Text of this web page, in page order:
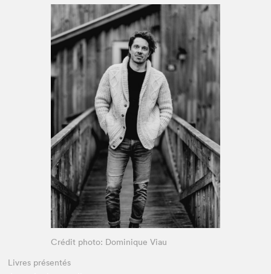
Espace médias
Crédit photo: Dominique Viau
Livres présentés